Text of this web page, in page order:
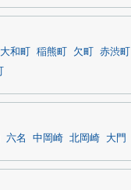
大和町 稲熊町 欠町 赤渋町
六名 中岡崎 北岡崎 大門